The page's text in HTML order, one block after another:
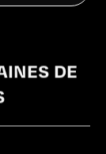
DE